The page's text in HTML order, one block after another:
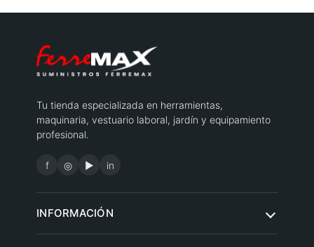
hasta
Tu tienda especializada en herramientas,
maquinaria, vestuario laboral, jardín y equipamiento
profesional.
f ◎ ▶ in
INFORMACIÓN